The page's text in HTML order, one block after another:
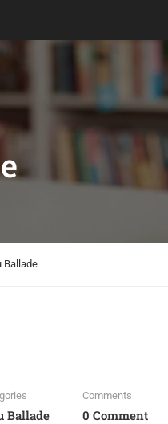
Ballade
Ballade
Comments
0 Comment